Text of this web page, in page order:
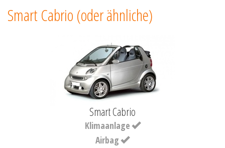
Smart Cabrio (oder ähnliche)
Smart Cabrio
Klimaanlage
Airbag